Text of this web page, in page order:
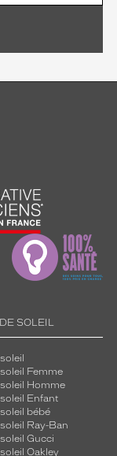
SOLEIL
Femme
Homme
Enfant
bébé
Ray-Ban
Gucci
Oakley